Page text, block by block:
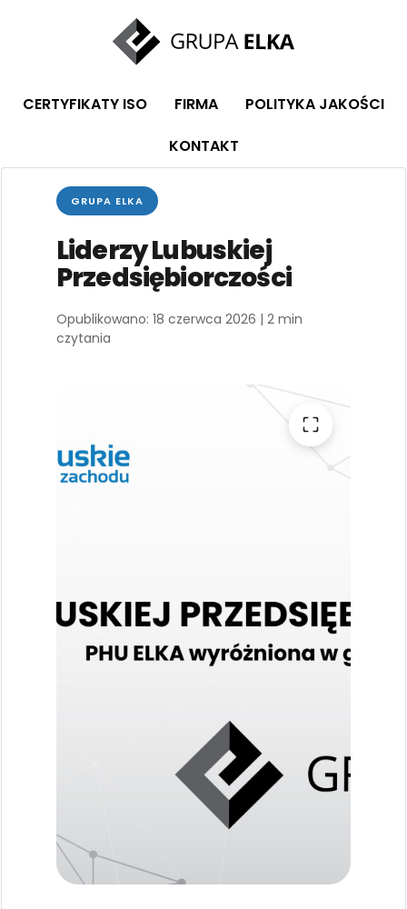
CERTYFIKATY ISO FIRMA
POLITYKA JAKOŚCI
KONTAKT
GRUPA ELKA
Liderzy Lubuskiej
Przedsiębiorczości
Opublikowano: 18 czerwca 2026 | 2 min
czytania